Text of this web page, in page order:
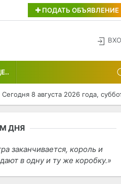
ПОДАТЬ ОБЪЯВЛЕНИЕ
Сегодня 8 августа 2026 года,
ДНЯ
заканчивается, король и
в одну и ту же коробку.